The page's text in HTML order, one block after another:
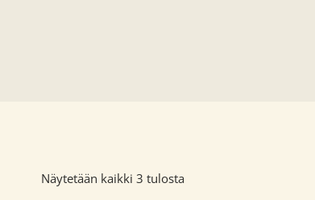
Näytetään kaikki 3 tulosta